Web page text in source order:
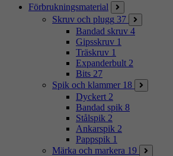
Förbrukningsmaterial
Skruv och plugg 37
Bandad skruv 4
Gipsskruv 1
Träskruv 1
Expanderbult 2
Bits 27
Spik och klammer 18
Dyckert 2
Bandad spik 8
Stålspik 2
Ankarspik 2
Pappspik 1
Märka och markera 19